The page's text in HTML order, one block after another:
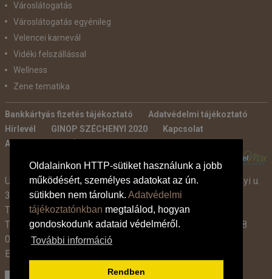
Oldalainkon HTTP-sütiket használunk a jobb
működésért, személyes adatokat az ún.
sütikben nem tárolunk. Adatvédelmi
tájékoztatónkban megtalálod, hogyan
gondoskodunk adataid védelméről.
További információ
Rendben
Városlátogatás
Városlátogatás egyénileg
Velencei karnevál
Vidéki felszállással
Wellness
Zene tematika
Bankkártyás fizetés tájékoztató
Adatvédelmi tájékoztató
Hírlevél
GINOP SZÉCHENYI 2020
Kapcsolat
Ajánlatkérés
Utazási Iroda -TdM Travel Tours Kft. 2600 Vác, Széchenyi u.
3-7.
Tel:
+36 30 331 3359
Tel:
+36 27 319 381, 319 382 (09:00-17:00-ig),
+36 1 408
0134 (09:00-15:00-ig)
E-mail: